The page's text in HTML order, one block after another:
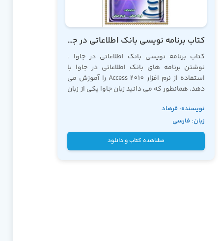
کتاب برنامه نویسی بانک اطلاعاتی در جاوا با مایکروسافت اکسس 2010
کتاب برنامه نویسی بانک اطلاعاتی در جاوا ،
نوشتن برنامه های بانک اطلاعاتی در جاوا با
استفاده از نرم افزار Access 2010 را آموزش می
دهد. همانطور که می دانیدزبان جاوا یکی از زبان
دارای قدرت بسیاری می باشد.
نویسنده: فرهاد
ایمانی
زبان: فارسی
مشاهده کتاب و دانلود